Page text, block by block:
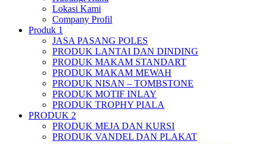
Lokasi Kami
Company Profil
Produk 1
JASA PASANG POLES
PRODUK LANTAI DAN DINDING
PRODUK MAKAM STANDART
PRODUK MAKAM MEWAH
PRODUK NISAN – TOMBSTONE
PRODUK MOTIF INLAY
PRODUK TROPHY PIALA
PRODUK 2
PRODUK MEJA DAN KURSI
PRODUK VANDEL DAN PLAKAT